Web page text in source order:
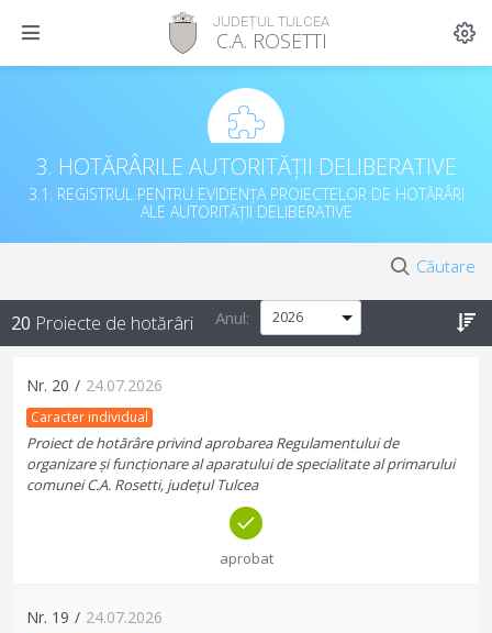
JUDEȚUL TULCEA
C.A. ROSETTI
3. HOTĂRÂRILE AUTORITĂȚII DELIBERATIVE
3.1. REGISTRUL PENTRU EVIDENȚA PROIECTELOR DE HOTĂRÂRI
ALE AUTORITĂȚII DELIBERATIVE
Căutare
20 Proiecte de hotărâri Anul:
Nr. 20 / 24.07.2026
Caracter individual
Proiect de hotărâre privind aprobarea Regulamentului de
organizare și funcționare al aparatului de specialitate al primarului
comunei C.A. Rosetti, județul Tulcea
aprobat
Nr. 19 / 24.07.2026